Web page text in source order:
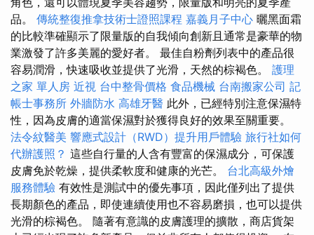
品。 傳統整復推拿技術士證照課程 嘉義月子中心 曬黑面霜
的比較準確顯示了限量版的自我傾向創新且通常是豪華的物
業激發了許多美麗的愛好者。 最佳自粉劑列表中的產品很
容易潤滑，快速吸收並提供了光滑，天然的棕褐色。 護理
之家 單人房 近視 台中整骨價格 食品機械 台南搬家公司 記
帳士事務所 外牆防水 高雄牙醫 此外，已經特別注意保濕特
性，因為皮膚的適當保濕對於獲得良好的效果至關重要。
法令紋醫美 響應式設計（RWD）提升用戶體驗 旅行社如何
代辦護照？ 這些自行量的人含有豐富的保濕成分，可保護
皮膚免於乾燥，提供柔軟度和健康的光芒。 台北高級外燴
服務體驗 有效性是測試中的優先事項，因此僅列出了提供
長期顏色的產品，即使連續使用也不容易磨損，也可以提供
光滑的棕褐色。 隨著有意識的皮膚護理的擴散，商店貨架